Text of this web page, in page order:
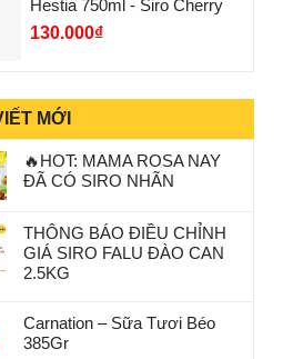
Hestia 750ml - Siro Cherry
130.000₫
MỚI
🔥HOT: MAMA ROSA NAY
ĐÃ CÓ SIRO NHÃN
THÔNG BÁO ĐIỀU CHỈNH
GIÁ SIRO FALU ĐÀO CAN
2.5KG
Carnation – Sữa Tươi Béo
385Gr